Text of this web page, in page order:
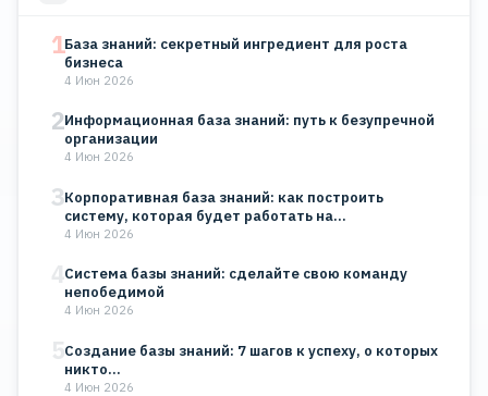
1База знаний: секретный ингредиент для роста
бизнеса
4 Июн 2026
2Информационная база знаний: путь к безупречной
организации
4 Июн 2026
3Корпоративная база знаний: как построить
систему, которая будет работать на…
4 Июн 2026
4Система базы знаний: сделайте свою команду
непобедимой
4 Июн 2026
5Создание базы знаний: 7 шагов к успеху, о которых
никто…
4 Июн 2026